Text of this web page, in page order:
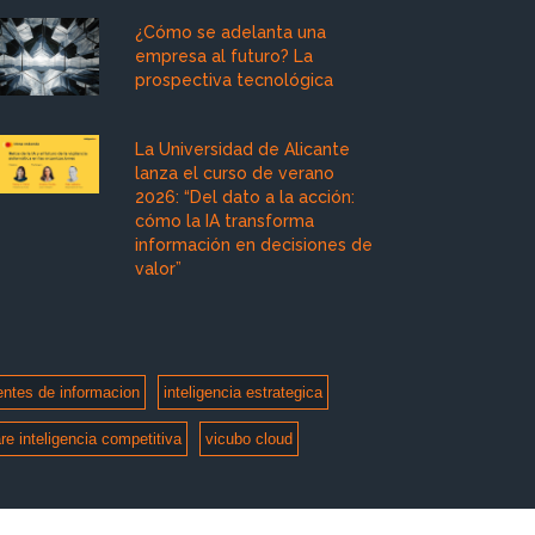
¿Cómo se adelanta una
empresa al futuro? La
prospectiva tecnológica
La Universidad de Alicante
lanza el curso de verano
2026: “Del dato a la acción:
cómo la IA transforma
información en decisiones de
valor”
de informacion inteligencia estrategica
inteligencia competitiva vicubo cloud